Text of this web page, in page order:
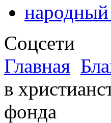
Соцсети
Главная
в
фонда